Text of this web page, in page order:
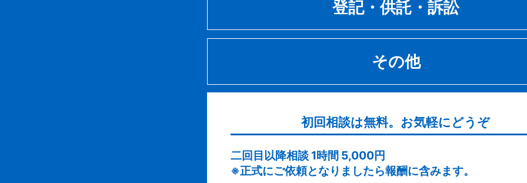
事業年度終了変更届
30,000 円～
各種変更届
20,000
料金について
飲食店営業許可申請
30,000 円～
100,000 円～
深夜酒類提供飲食店営業届出
料金について
農地法届出（３条・４条・５条）
30,000
農地法許可申請（３条）
農地法許可申請（４条・５条）
また定款認証の後に、法務局で登記をしないと会社設立
きません。登記は司法書士に依頼するか、ご自身で行う
があります。こちらも自分でするのはとても大変です。
新しい事業の準備に専念できるように、手続きは当事務
お忙しい代表者のために書類作成から定款認証、登記ま
ンストップでサポート致します。
い事前調査を行い、作成後には慎重に内容を確認する必
て、遺言書の作成支援を承ります。
また、相続においては、「遺産分割協議書」の作成等を
て、スムーズな相続手続きを支援いたします。
料金について
登記・供託・訴訟
登記・供託・訴訟に関連する手続き
相続や会社設立をする際には必ず移転登記や商業登記が
日々のお仕事でお忙しい中、登記などの手続きをすると
休みなので平日にお仕事を休んで手続きをすることにな
すし、何回も往復しなければならない場合も多いです。
その他
料金について
20,000 円～
初回相談は無料。お気軽にどうぞ
二回目以降相談 1時間 5,000円
※正式にご依頼となりましたら報酬に含みます。